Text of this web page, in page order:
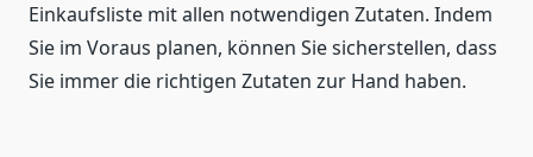
Einkaufsliste mit allen notwendigen Zutaten. Indem
Sie im Voraus planen, können Sie sicherstellen, dass
Sie immer die richtigen Zutaten zur Hand haben.